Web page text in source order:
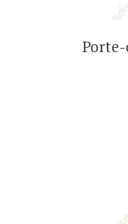
Porte-